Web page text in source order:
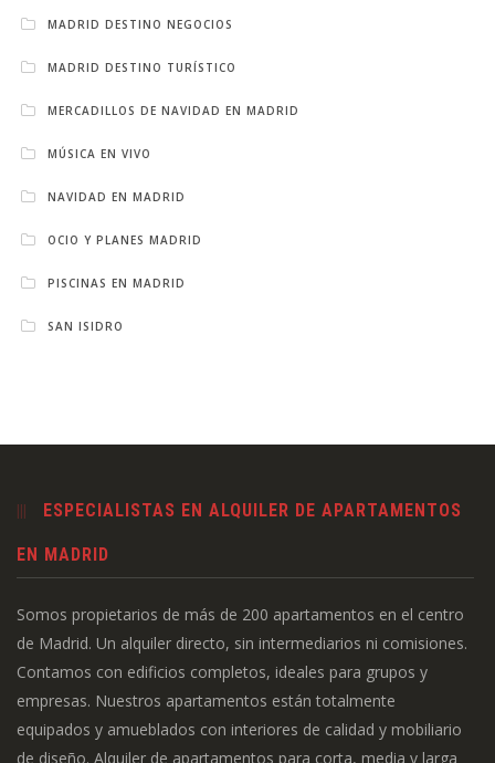
MADRID DESTINO NEGOCIOS
MADRID DESTINO TURÍSTICO
MERCADILLOS DE NAVIDAD EN MADRID
MÚSICA EN VIVO
NAVIDAD EN MADRID
OCIO Y PLANES MADRID
PISCINAS EN MADRID
SAN ISIDRO
ESPECIALISTAS EN ALQUILER DE APARTAMENTOS
EN MADRID
Somos propietarios de más de 200 apartamentos en el centro
de Madrid. Un alquiler directo, sin intermediarios ni comisiones.
Contamos con edificios completos, ideales para grupos y
empresas. Nuestros apartamentos están totalmente
equipados y amueblados con interiores de calidad y mobiliario
de diseño. Alquiler de apartamentos para corta, media y larga